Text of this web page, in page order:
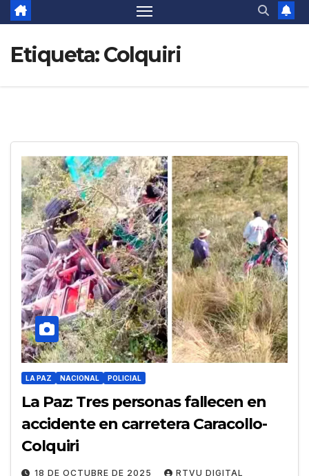
Etiqueta:Colquiri
LA PAZ NACIONAL POLICIAL
La Paz: Tres personas fallecen en
accidente en carretera Caracollo-
Colquiri
18 DE OCTUBRE DE 2025 RTVU DIGITAL